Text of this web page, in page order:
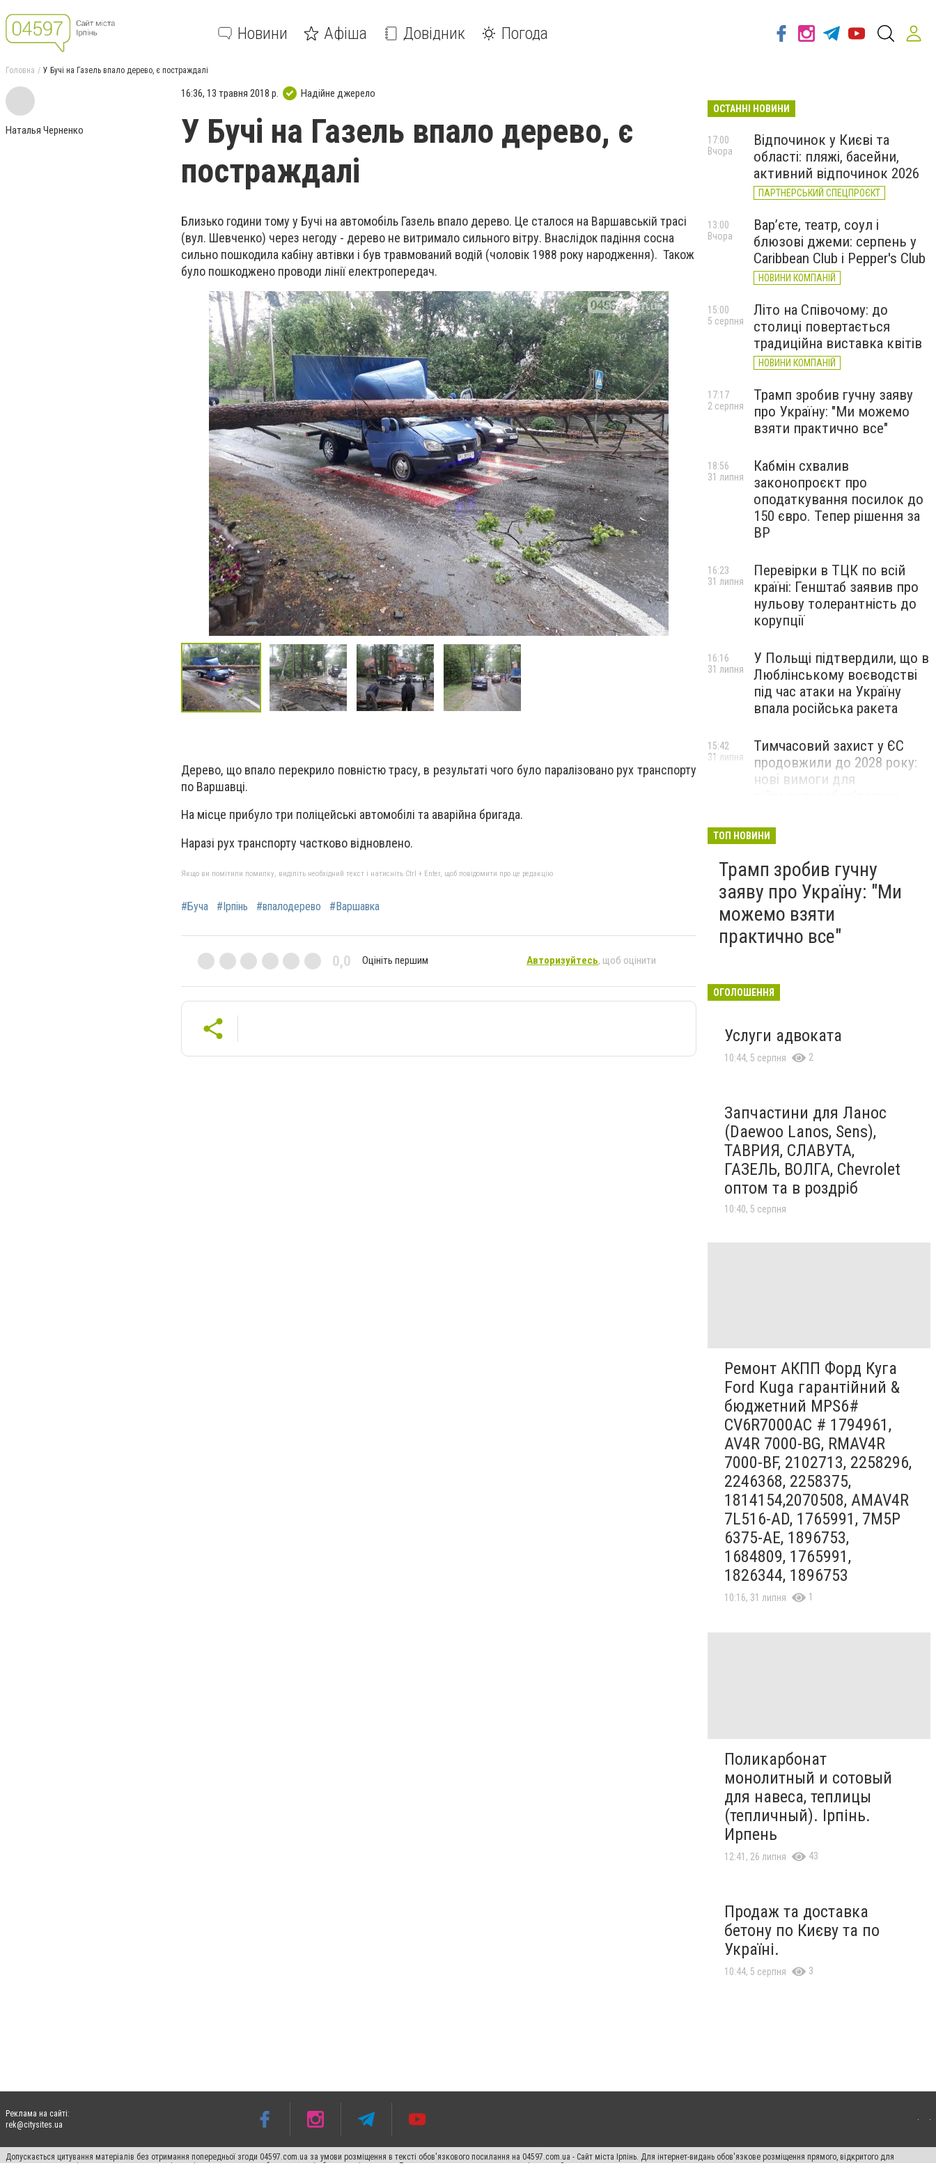
Новини Афіша Довідник Погода
Головна У Бучі на Газель впало дерево, є постраждалі
Наталья Черненко
16:36, 13 травня 2018 р. Надійне джерело
У Бучі на Газель впало дерево, є
постраждалі
Близько години тому у Бучі на автомобіль Газель впало дерево. Це сталося на Варшавській трасі
(вул. Шевченко) через негоду - дерево не витримало сильного вітру. Внаслідок падіння сосна
сильно пошкодила кабіну автівки і був травмований водій (чоловік 1988 року народження). Також
було пошкоджено проводи лінії електропередач.
Дерево, що впало перекрило повністю трасу, в результаті чого було паралізовано рух транспорту
по Варшавці.
На місце прибуло три поліцейські автомобілі та аварійна бригада.
Наразі рух транспорту частково відновлено.
Якщо ви помітили помилку, виділіть необхідний текст і натисніть Ctrl + Enter, щоб повідомити про це редакцію
#Буча #Ірпінь #впалодерево #Варшавка
0,0 Оцініть першим Авторизуйтесь, щоб оцінити
ОСТАННІ НОВИНИ
Відпочинок у Києві та
області: пляжі, басейни,
активний відпочинок 2026
ПАРТНЕРСЬКИЙ СПЕЦПРОЄКТ
17:00
Вчора
Вар’єте, театр, соул і
блюзові джеми: серпень у
Caribbean Club і Pepper's Club
НОВИНИ КОМПАНІЙ
13:00
Вчора
Літо на Співочому: до
столиці повертається
традиційна виставка квітів
НОВИНИ КОМПАНІЙ
15:00
5 серпня
Трамп зробив гучну заяву
про Україну: "Ми можемо
взяти практично все"
17:17
2 серпня
Кабмін схвалив
законопроєкт про
оподаткування посилок до
150 євро. Тепер рішення за
ВР
18:56
31 липня
Перевірки в ТЦК по всій
країні: Генштаб заявив про
нульову толерантність до
корупції
16:23
31 липня
У Польщі підтвердили, що в
Люблінському воєводстві
під час атаки на Україну
впала російська ракета
16:16
31 липня
Тимчасовий захист у ЄС
продовжили до 2028 року:
нові вимоги для
15:42
31 липня
ТОП НОВИНИ
Трамп зробив гучну
заяву про Україну: "Ми
можемо взяти
практично все"
ОГОЛОШЕННЯ
Услуги адвоката
10:44, 5 серпня 2
Запчастини для Ланос
(Daewoo Lanos, Sens),
ТАВРИЯ, СЛАВУТА,
ГАЗЕЛЬ, ВОЛГА, Chevrolet
оптом та в роздріб
10:40, 5 серпня
Ремонт АКПП Форд Куга
Ford Kuga гарантійний &
бюджетний MPS6#
CV6R7000AC # 1794961,
AV4R 7000-BG, RMAV4R
7000-BF, 2102713, 2258296,
2246368, 2258375,
1814154,2070508, AMAV4R
7L516-AD, 1765991, 7M5P
6375-AE, 1896753,
1684809, 1765991,
1826344, 1896753
10:16, 31 липня 1
Поликарбонат
монолитный и сотовый
для навеса, теплицы
(тепличный). Ірпінь.
Ирпень
12:41, 26 липня 43
Продаж та доставка
бетону по Києву та по
Україні.
10:44, 5 серпня 3
Реклама на сайті:
rek@citysites.ua
Допускається цитування матеріалів без отримання попередньої згоди 04597.com.ua за умови розміщення в тексті обов'язкового посилання на 04597.com.ua - Сайт міста Ірпінь. Для інтернет-видань обов'язкове розміщення прямого, відкритого для
пошукових систем гіперпосилання на цитовані статті не нижче другого абзацу в тексті або в якості джерела. Порушення виняткових прав переслідується Законом.